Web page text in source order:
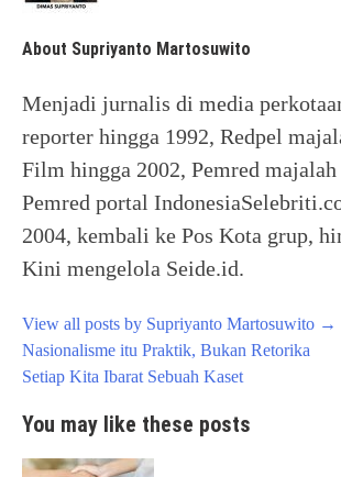
About Supriyanto Martosuwito
Menjadi jurnalis di media
reporter hingga 1992, Redpel
Film hingga 2002, Pemred
Pemred portal
2004, kembali ke Pos Kota grup,
Kini mengelola Seide.id.
View all posts by Supriyanto Martosuwito →
Post
navigation
Nasionalisme itu Praktik, Bukan Retorika
Setiap Kita Ibarat Sebuah Kaset
You may like these posts